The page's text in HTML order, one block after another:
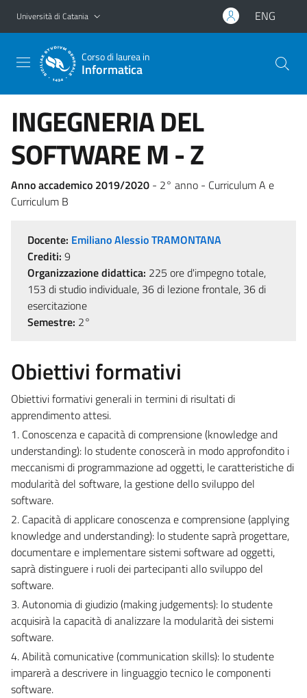
Vai al contenuto principale
Vai al menu di navigazione
Università di Catania ENG
Corso di laurea in
Informatica
INGEGNERIA DEL
SOFTWARE M - Z
Anno accademico 2019/2020 - 2° anno - Curriculum A e
Curriculum B
Docente: Emiliano Alessio TRAMONTANA
Crediti: 9
Organizzazione didattica: 225 ore d'impegno totale,
153 di studio individuale, 36 di lezione frontale, 36 di
esercitazione
Semestre: 2°
Obiettivi formativi
Obiettivi formativi generali in termini di risultati di
apprendimento attesi.
1. Conoscenza e capacità di comprensione (knowledge and
understanding): lo studente conoscerà in modo approfondito i
meccanismi di programmazione ad oggetti, le caratteristiche di
modularità del software, la gestione dello sviluppo del
software.
2. Capacità di applicare conoscenza e comprensione (applying
knowledge and understanding): lo studente saprà progettare,
documentare e implementare sistemi software ad oggetti,
saprà distinguere i ruoli dei partecipanti allo sviluppo del
software.
3. Autonomia di giudizio (making judgements): lo studente
acquisirà la capacità di analizzare la modularità dei sistemi
software.
4. Abilità comunicative (communication skills): lo studente
imparerà a descrivere in linguaggio tecnico le componenti
software.